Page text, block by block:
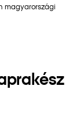
magyarországi